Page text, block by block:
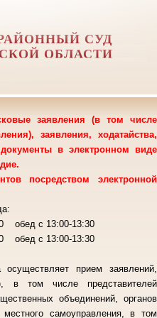
СУД
ОБЛАСТИ
заявления (в том числе
заявления, ходатайства,
в электронном виде
посредством электронной
обед с 13:00-13:30
с 13:00-13:30
прием заявлений,
в том числе представителей
объединений, органов
местного самоуправления, в том